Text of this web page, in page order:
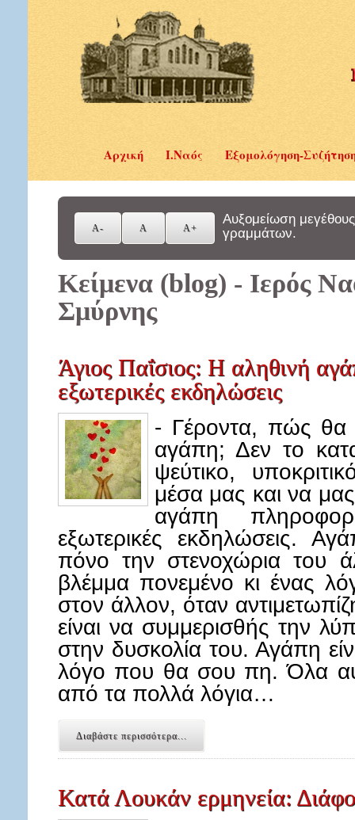
Αρχική Ι.Ναός Εξομολόγηση-
Αυξομείωση μεγέθους
γραμμάτων.
Κείμενα (blog) - Ιερός
Σμύρνης
Άγιος Παΐσιος: Η αληθινή
εξωτερικές εκδηλώσεις
- Γέροντα, πώς θα
αγάπη; Δεν το
ψεύτικο,
μέσα μας και να
αγάπη
εξωτερικές εκδηλώσεις.
πόνο την στενοχώρια του
βλέμμα πονεμένο κι ένας
στον άλλον, όταν
είναι να συμμερισθής την
στην δυσκολία του. Αγάπη
λόγο που θα σου πη. Όλα
από τα πολλά λόγια…
Διαβάστε περισσότερα...
Κατά Λουκάν ερμηνεία: